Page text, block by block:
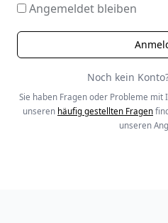
Angemeldet bleiben
Noch kein
Sie haben Fragen oder Probleme mit
unseren häufig gestellten Fragen
unseren